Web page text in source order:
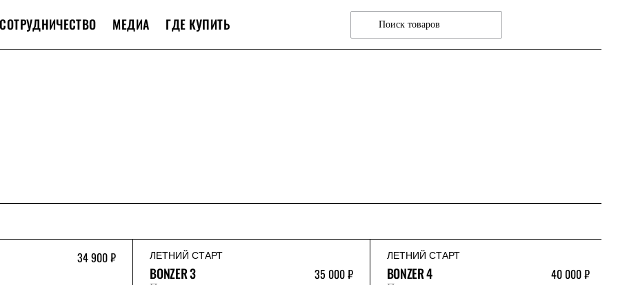
СОТРУДНИЧЕСТВО МЕДИА ГДЕ КУПИТЬ
34 900 ₽ ЛЕТНИЙ СТАРТ
BONZER 3 35 000 ₽
ЛЕТНИЙ СТАРТ
BONZER 4 40 000 ₽